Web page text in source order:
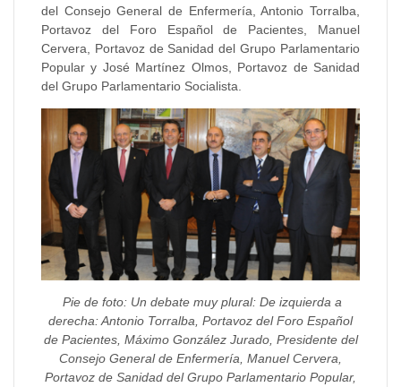
del Consejo General de Enfermería, Antonio Torralba,
Portavoz del Foro Español de Pacientes, Manuel
Cervera, Portavoz de Sanidad del Grupo Parlamentario
Popular y José Martínez Olmos, Portavoz de Sanidad
del Grupo Parlamentario Socialista.
Pie de foto: Un debate muy plural: De izquierda a
derecha: Antonio Torralba, Portavoz del Foro Español
de Pacientes, Máximo González Jurado, Presidente del
Consejo General de Enfermería, Manuel Cervera,
Portavoz de Sanidad del Grupo Parlamentario Popular,